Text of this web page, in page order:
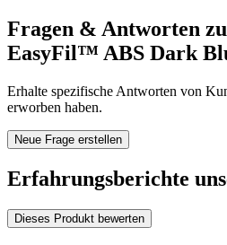
Fragen & Antworten
EasyFil™ ABS Dark
Erhalte spezifische Antworten von
erworben haben.
Neue Frage erstellen
Erfahrungsberichte
Dieses Produkt bewerten